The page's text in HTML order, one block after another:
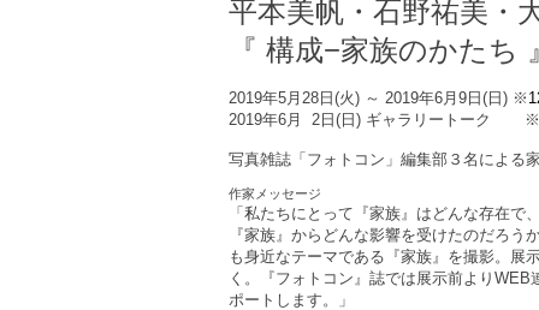
平本美帆・石野祐美・
『 構成−家族のかたち
2019年5月28日(火) ～ 2019年6月9日(日) ※
2019年6月 2日(日) ギャラリートーク
※
写真雑誌「フォトコン」編集部３名による
作家メッセージ
「私たちにとって『家族』はどんな存在
『家族』からどんな影響を受けたのだろ
も身近なテーマである『家族』を撮影。展
く。『フォトコン』誌では展示前より
ポートします。」